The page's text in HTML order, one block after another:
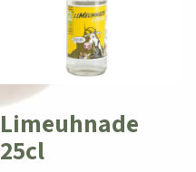
Limeuhnade
25cl